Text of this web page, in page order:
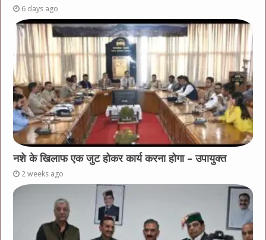
6 days ago
नशे के खिलाफ एक जुट होकर कार्य करना होगा – उपायुक्त
2 weeks ago